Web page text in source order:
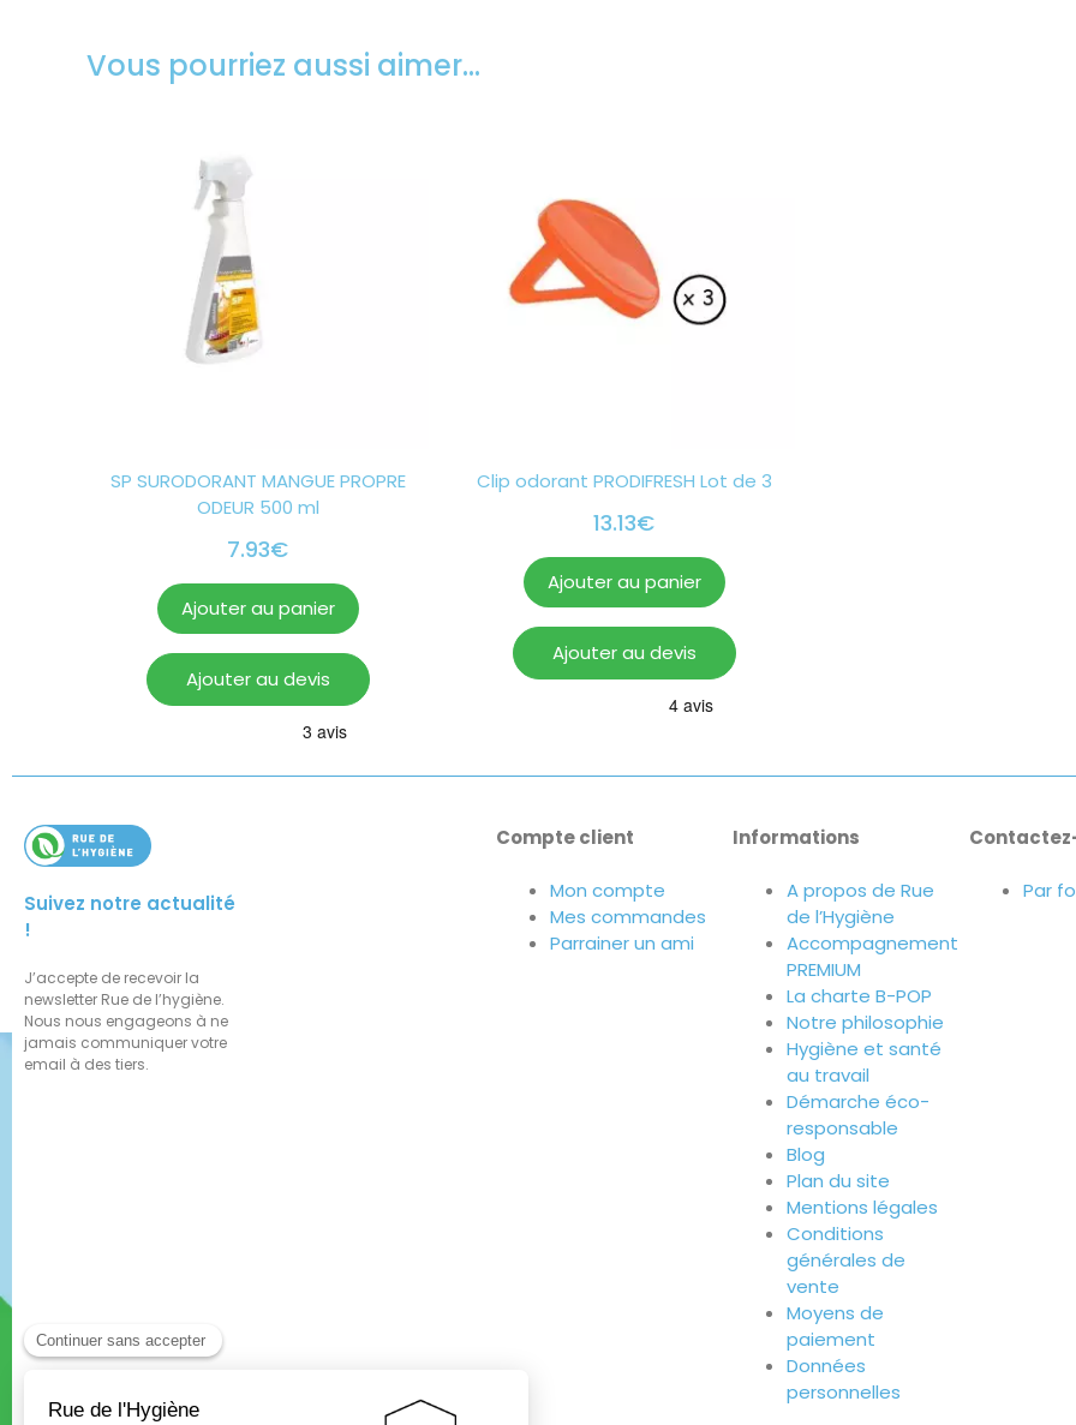
Vous pourriez aussi aimer…
SP SURODORANT MANGUE PROPRE
ODEUR 500 ml
7.93€
Ajouter au panier
Ajouter au devis
Clip odorant PRODIFRESH Lot de 3
13.13€
Ajouter au panier
Ajouter au devis
Suivez notre actualité
!
J’accepte de recevoir la
newsletter Rue de l’hygiène.
Nous nous engageons à ne
jamais communiquer votre
email à des tiers.
Compte client
Mon compte
Mes commandes
Parrainer un ami
Informations
A propos de Rue
de l’Hygiène
Accompagnement
PREMIUM
La charte B-POP
Notre philosophie
Hygiène et santé
au travail
Démarche éco-
responsable
Blog
Plan du site
Mentions légales
Conditions
générales de
vente
Moyens de
paiement
Données
personnelles
Par